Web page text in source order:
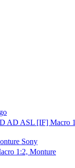
AD ASL [IF] Macro
Sony
1:2, Monture